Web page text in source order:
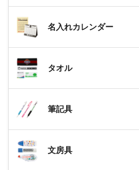
名入れカレンダー
タオル
筆記具
文房具